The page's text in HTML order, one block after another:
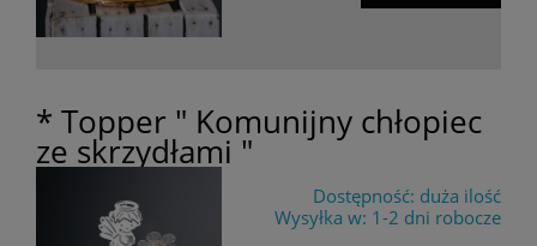
* Topper " Komunijny chłopiec
ze skrzydłami "
Dostępność: duża ilość
Wysyłka w: 1-2 dni robocze